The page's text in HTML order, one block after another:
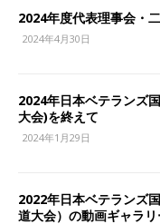
2024年度代表理事会・
2024年4月30日
2024年日本ベテランズ
大会)を終えて
2024年1月29日
2022年日本ベテランズ
道大会）の動画ギャラ